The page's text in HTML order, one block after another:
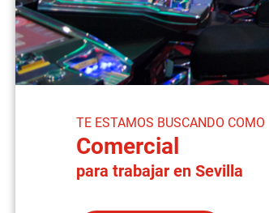
TE ESTAMOS BUSCANDO COMO
Comercial
para trabajar en Sevilla